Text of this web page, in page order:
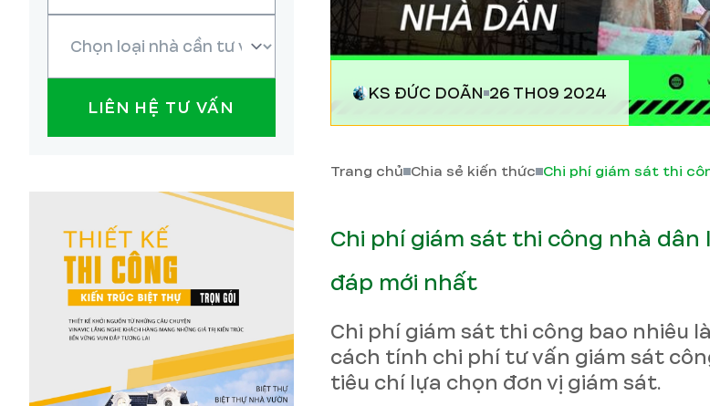
LIÊN HỆ TƯ VẤN
KS ĐỨC DOÃN 26 TH09 2024
Trang chủ Chia sẻ kiến thức
Chi phí giám sát thi công nhà dân
đáp mới nhất
Chi phí giám sát thi công bao nhiêu
cách tính chi phí tư vấn giám sát
tiêu chí lựa chọn đơn vị giám sát.